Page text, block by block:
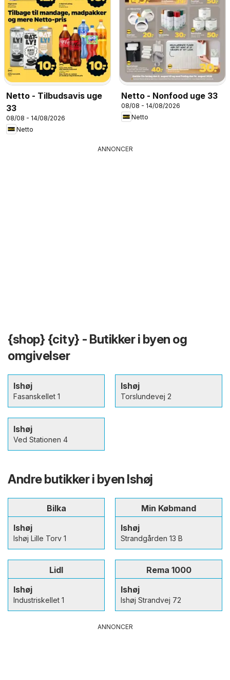
Netto - Tilbudsavis uge
33
08/08 - 14/08/2026
Netto
Netto - Nonfood uge 33
08/08 - 14/08/2026
Netto
ANNONCER
{shop} {city} - Butikker i byen og
omgivelser
Ishøj
Fasanskellet 1
Ishøj
Torslundevej 2
Ishøj
Ved Stationen 4
Andre butikker i byen Ishøj
Bilka
Ishøj
Ishøj Lille Torv 1
Min Købmand
Ishøj
Strandgården 13 B
Lidl
Ishøj
Industriskellet 1
Rema 1000
Ishøj
Ishøj Strandvej 72
ANNONCER